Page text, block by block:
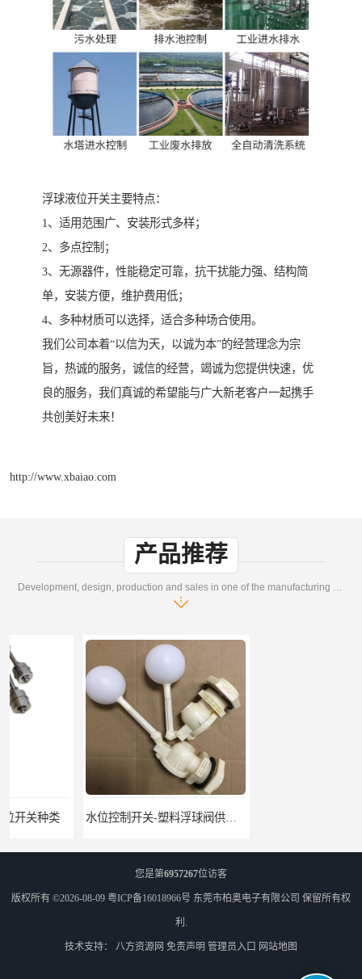
浮球液位开关主要特点：
1、适用范围广、安装形式多样；
2、多点控制；
3、无源器件，性能稳定可靠，抗干扰能力强、结构简
单，安装方便，维护费用低；
4、多种材质可以选择，适合多种场合使用。
我们公司本着“以信为天，以诚为本”的经营理念为宗
旨，热诚的服务，诚信的经营，竭诚为您提供快速，优
良的服务，我们真诚的希望能与广大新老客户一起携手
共创美好未来！
http://www.xbaiao.com
产品推荐
Development, design, production and sales in one of the manufacturing enterprises
水位控制开关-塑料浮球阀供应-柏奥
您是第6957267位访客
版权所有 ©2026-08-09 粤ICP备16018966号 东莞市柏奥电子有限公司 保留所有权
利.
技术支持： 八方资源网 免责声明 管理员入口 网站地图